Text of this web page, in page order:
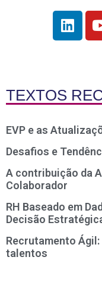
TEXTOS
EVP e as
Desafios e
A contribuição da
Colaborador
RH Baseado em
Decisão
Recrutamento
talentos